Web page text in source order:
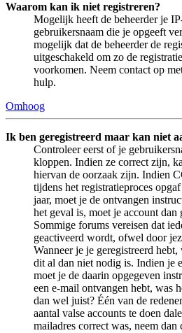
Waarom kan ik niet registreren?
Mogelijk heeft de beheerder je
gebruikersnaam die je opgeeft
mogelijk dat de beheerder de
uitgeschakeld om zo de
voorkomen. Neem contact op
hulp.
Omhoog
Ik ben geregistreerd maar kan niet
Controleer eerst of je
kloppen. Indien ze correct zijn,
hiervan de oorzaak zijn. Indien
tijdens het registratieproces
jaar, moet je de ontvangen
het geval is, moet je account dan
Sommige forums vereisen dat
geactiveerd wordt, ofwel door
Wanneer je je geregistreerd
dit al dan niet nodig is. Indien je
moet je de daarin opgegeven
een e-mail ontvangen hebt, was
dan wel juist? Één van de
aantal valse accounts te doen
mailadres correct was, neem dan